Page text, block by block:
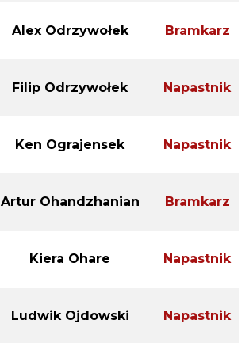
Alex Odrzywołek Bramkarz
Filip Odrzywołek Napastnik
Ken Ograjensek Napastnik
Artur Ohandzhanian Bramkarz
Kiera Ohare Napastnik
Ludwik Ojdowski Napastnik